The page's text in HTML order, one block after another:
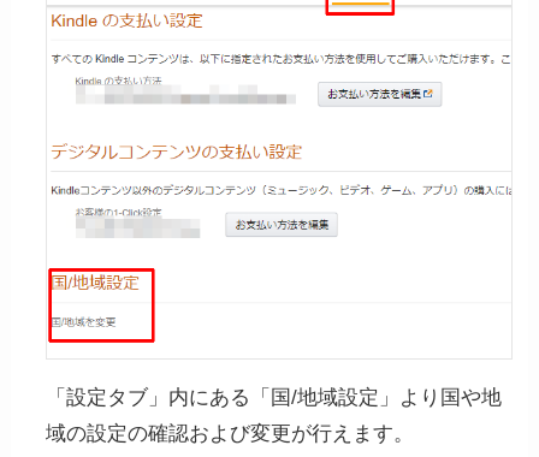
「設定タブ」内にある「国/地域設定」より国や地
域の設定の確認および変更が行えます。